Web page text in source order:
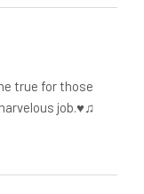
true for those
job.♥♫